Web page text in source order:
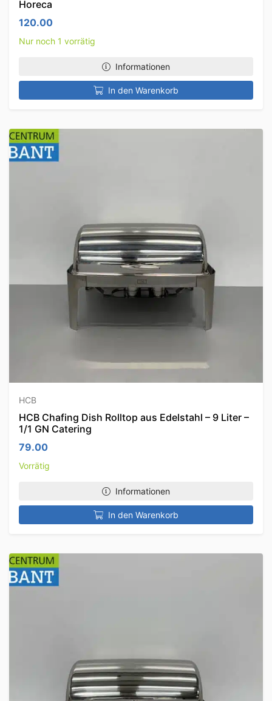
Horeca
120.00
Nur noch 1 vorrätig
Informationen
In den Warenkorb
HCB
HCB Chafing Dish Rolltop aus Edelstahl – 9 Liter –
1/1 GN Catering
79.00
Vorrätig
Informationen
In den Warenkorb